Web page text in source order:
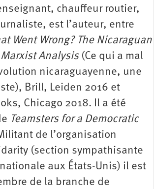
chauffeur routier,
est l’auteur, entre
Went Wrong? The Nicaraguan
Analysis(Ce qui a mal
nicaraguayenne, une
Brill, Leiden 2016 et
Chicago 2018. Il a été
Teamsters for a Democratic
de l’organisation
(section sympathisante
aux États-Unis) il est
de la branche de